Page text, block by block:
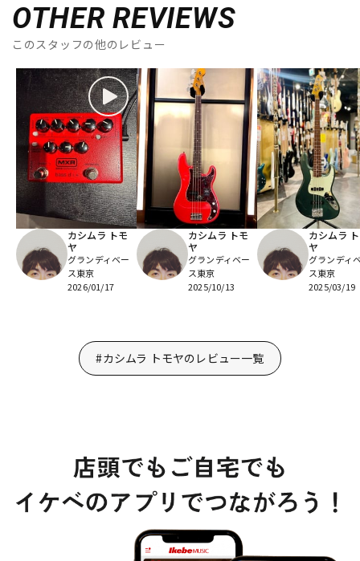
OTHER REVIEWS
このスタッフの他のレビュー
カシムラ トモ
ヤ
グランディベー
ス東京
2026/01/17
カシムラ トモ
ヤ
グランディベー
ス東京
2025/10/13
カシムラ
ヤ
グランディ
ス東京
2025/03/19
#カシムラ トモヤのレビュー一覧